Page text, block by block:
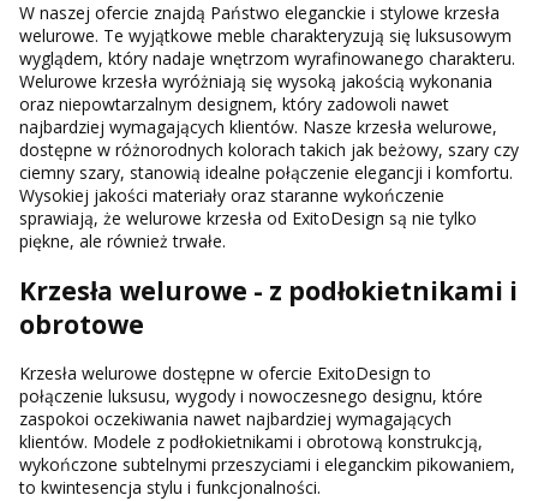
W naszej ofercie znajdą Państwo eleganckie i stylowe krzesła
welurowe. Te wyjątkowe meble charakteryzują się luksusowym
wyglądem, który nadaje wnętrzom wyrafinowanego charakteru.
Welurowe krzesła wyróżniają się wysoką jakością wykonania
oraz niepowtarzalnym designem, który zadowoli nawet
najbardziej wymagających klientów. Nasze krzesła welurowe,
dostępne w różnorodnych kolorach takich jak beżowy, szary czy
ciemny szary, stanowią idealne połączenie elegancji i komfortu.
Wysokiej jakości materiały oraz staranne wykończenie
sprawiają, że welurowe krzesła od ExitoDesign są nie tylko
piękne, ale również trwałe.
Krzesła welurowe - z podłokietnikami i
obrotowe
Krzesła welurowe dostępne w ofercie ExitoDesign to
połączenie luksusu, wygody i nowoczesnego designu, które
zaspokoi oczekiwania nawet najbardziej wymagających
klientów. Modele z podłokietnikami i obrotową konstrukcją,
wykończone subtelnymi przeszyciami i eleganckim pikowaniem,
to kwintesencja stylu i funkcjonalności.